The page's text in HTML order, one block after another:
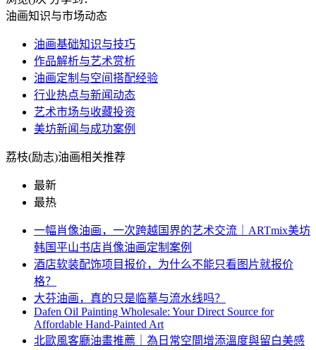
油画知识与市场动态
油画基础知识与技巧
作品解析与艺术赏析
油画定制与空间搭配经验
行业热点与新闻动态
艺术市场与收藏投资
美坊新闻与成功案例
荔枝(励志)油画相关推荐
最新
最热
一幅肖像油画，一次跨越国界的艺术交流｜ARTmix美坊
韩国平山书店肖像油画定制案例
酒店软装配饰项目报价，为什么不能只看图片就报价
格？
大芬油画，真的只是临摹与流水线吗？
Dafen Oil Painting Wholesale: Your Direct Source for
Affordable Hand-Painted Art
北歐風客廳油畫推薦｜為日常空間增添溫度與留白美感